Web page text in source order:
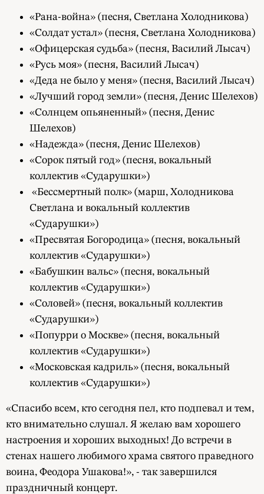
«Рана-война» (песня, Светлана Холодникова)
«Солдат устал» (песня, Светлана Холодникова)
«Офицерская судьба» (песня, Василий Лысач)
«Русь моя» (песня, Василий Лысач)
«Деда не было у меня» (песня, Василий Лысач)
«Лучший город земли» (песня, Денис Шелехов)
«Солнцем опьяненный» (песня, Денис
Шелехов)
«Надежда» (песня, Денис Шелехов)
«Сорок пятый год» (песня, вокальный
коллектив «Сударушки»)
«Бессмертный полк» (марш, Холодникова
Светлана и вокальный коллектив
«Сударушки»)
«Пресвятая Богородица» (песня, вокальный
коллектив «Сударушки»)
«Бабушкин вальс» (песня, вокальный
коллектив «Сударушки»)
«Соловей» (песня, вокальный коллектив
«Сударушки»)
«Попурри о Москве» (песня, вокальный
коллектив «Сударушки»)
«Московская кадриль» (песня, вокальный
коллектив «Сударушки»)
«Спасибо всем, кто сегодня пел, кто подпевал и тем,
кто внимательно слушал. Я желаю вам хорошего
настроения и хороших выходных! До встречи в
стенах нашего любимого храма святого праведного
воина, Феодора Ушакова!», - так завершился
праздничный концерт.